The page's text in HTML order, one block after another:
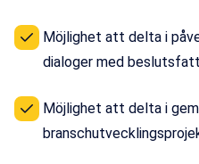
Möjlighet att delta i
dialoger med
Möjlighet att delta i